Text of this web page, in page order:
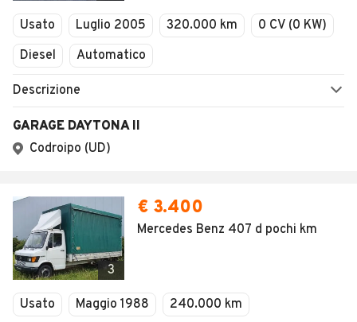
Usato Luglio 2005 320.000 km
0 CV (0 KW)
Diesel
Automatico
Descrizione
GARAGE DAYTONA II
Codroipo (UD)
3
€ 3.400
Mercedes Benz 407 d pochi km
Usato Maggio 1988
240.000 km